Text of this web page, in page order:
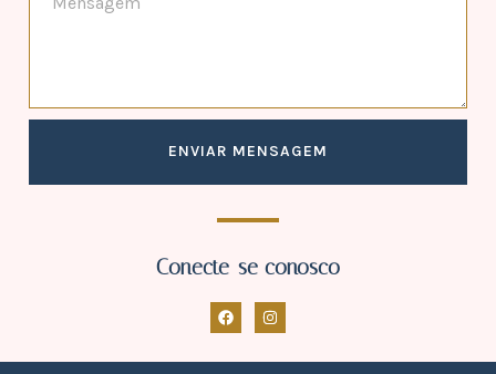
ENVIAR MENSAGEM
Conecte-se conosco